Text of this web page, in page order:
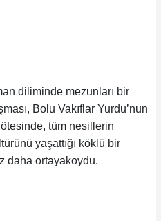
diliminde mezunları bir
Bolu Vakıflar Yurdu’nun
ötesinde, tüm nesillerin
yaşattığı köklü bir
daha ortayakoydu.